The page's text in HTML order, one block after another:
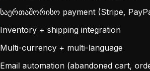
საერთაშორისო payment (Stripe,
Inventory + shipping integration
Multi-currency + multi-language
Email automation (abandoned cart,